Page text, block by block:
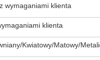
wymaganiami klienta
klienta
Kwiatowy/Matowy/